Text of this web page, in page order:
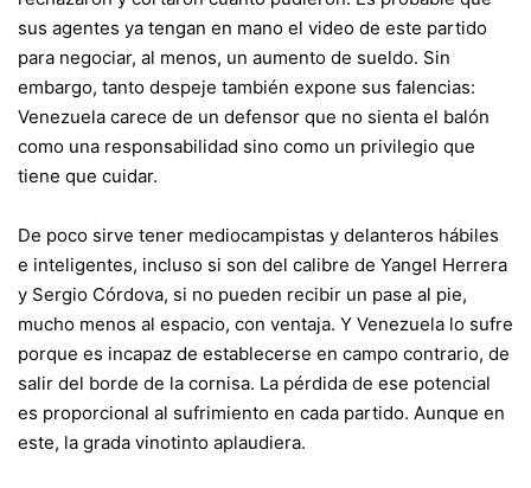
sus agentes ya tengan en mano el video de este partido
para negociar, al menos, un aumento de sueldo. Sin
embargo, tanto despeje también expone sus falencias:
Venezuela carece de un defensor que no sienta el balón
como una responsabilidad sino como un privilegio que
tiene que cuidar.
De poco sirve tener mediocampistas y delanteros hábiles
e inteligentes, incluso si son del calibre de Yangel Herrera
y Sergio Córdova, si no pueden recibir un pase al pie,
mucho menos al espacio, con ventaja. Y Venezuela lo sufre
porque es incapaz de establecerse en campo contrario, de
salir del borde de la cornisa. La pérdida de ese potencial
es proporcional al sufrimiento en cada partido. Aunque en
este, la grada vinotinto aplaudiera.